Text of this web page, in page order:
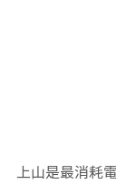
上山是最消耗